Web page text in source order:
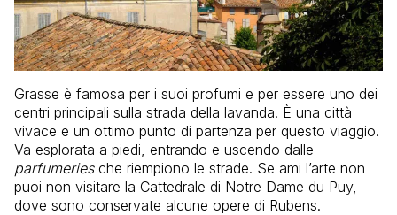
Grasse è famosa per i suoi profumi e per essere uno dei
centri principali sulla strada della lavanda. È una città
vivace e un ottimo punto di partenza per questo viaggio.
Va esplorata a piedi, entrando e uscendo dalle
parfumeriesche riempiono le strade. Se ami l’arte non
puoi non visitare la Cattedrale di Notre Dame du Puy,
dove sono conservate alcune opere di Rubens.